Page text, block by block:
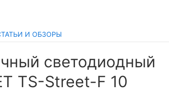
И ОБЗОРЫ
светодиодный
TS-Street-F 10